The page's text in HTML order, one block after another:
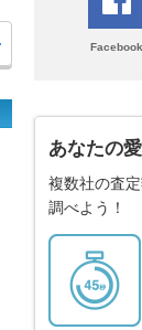
Facebook
あなたの
複数社の査
調べよう！